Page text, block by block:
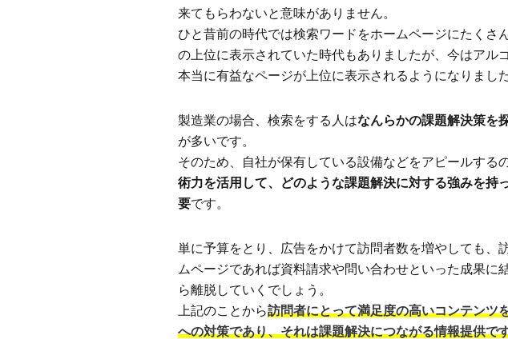
来てもらわないと意味がありません。
ひと昔前の時代では検索ワードをホームページにたくさ
の上位に表示されていた時代もありましたが、今はアル
本当に有益なページが上位に表示されるようになりました
製造業の場合、検索をする人はなんらかの課題解決策を
が多いです。
そのため、自社が保有している設備などをアピールする
術力を活用して、どのような課題解決に対する強みを持
要です。
単に予算をとり、広告をかけて訪問者数を増やしても、
ムページであれば資料請求や問い合わせといった成果に
ら離脱していくでしょう。
上記のことから訪問者にとって満足度の高いコンテンツ
への対策であり、それは課題解決につながる情報提供で